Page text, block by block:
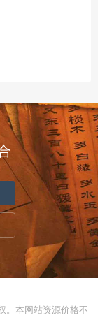
。本网站资源价格不